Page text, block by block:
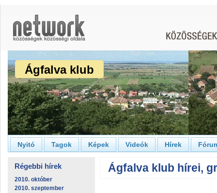
Ágfalva klub
Nyitó Tagok Képek Videók Hírek
Régebbi hírek
2010. október
2010. szeptember
Ágfalva klub hírei,